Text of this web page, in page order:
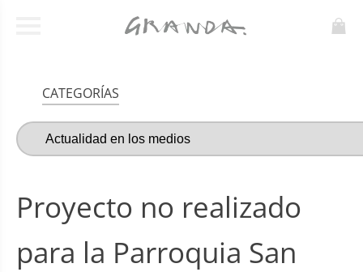
CATEGORÍAS
Proyecto no realizado
para la Parroquia San